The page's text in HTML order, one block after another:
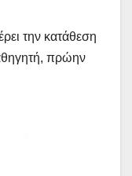
την κατάθεση
πρώην